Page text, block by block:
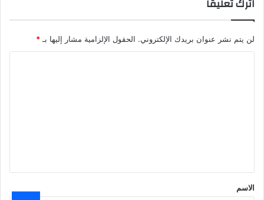
اترك تعليقاً
لن يتم نشر عنوان بريدك الإلكتروني. الحقول الإلزامية مشار إليها بـ*
*
الاسم